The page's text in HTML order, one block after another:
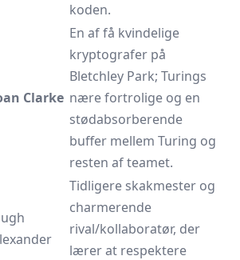
koden.
Clarke
En af få kvindelige
kryptografer på
Bletchley Park; Turings
nære fortrolige og en
stødabsorberende
buffer mellem Turing og
resten af teamet.
Tidligere skakmester og
charmerende
rival/kollaboratør, der
lærer at respektere